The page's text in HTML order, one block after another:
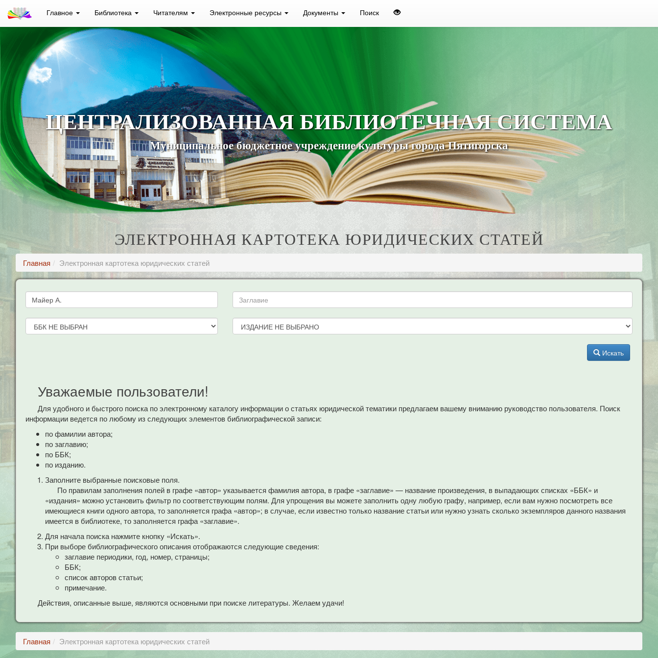
Главное Библиотека Читателям Электронные ресурсы Документы Поиск
ЦЕНТРАЛИЗОВАННАЯ БИБЛИОТЕЧНАЯ СИСТЕМА
Муниципальное бюджетное учреждение культуры города Пятигорска
ЭЛЕКТРОННАЯ КАРТОТЕКА ЮРИДИЧЕСКИХ СТАТЕЙ
Главная Электронная картотека юридических статей
Искать
Уважаемые пользователи!
Для удобного и быстрого поиска по электронному каталогу информации о статьях юридической тематики предлагаем вашему вниманию руководство пользователя. Поиск
информации ведется по любому из следующих элементов библиографической записи:
по фамилии автора;
по заглавию;
по ББК;
по изданию.
Заполните выбранные поисковые поля.
По правилам заполнения полей в графе «автор» указывается фамилия автора, в графе «заглавие» — название произведения, в выпадающих списках «ББК» и
«издания» можно установить фильтр по соответствующим полям. Для упрощения вы можете заполнить одну любую графу, например, если вам нужно посмотреть все
имеющиеся книги одного автора, то заполняется графа «автор»; в случае, если известно только название статьи или нужно узнать сколько экземпляров данного названия
имеется в библиотеке, то заполняется графа «заглавие».
Для начала поиска нажмите кнопку «Искать».
При выборе библиографического описания отображаются следующие сведения:
заглавие периодики, год, номер, страницы;
ББК;
список авторов статьи;
примечание.
Действия, описанные выше, являются основными при поиске литературы. Желаем удачи!
Главная Электронная картотека юридических статей